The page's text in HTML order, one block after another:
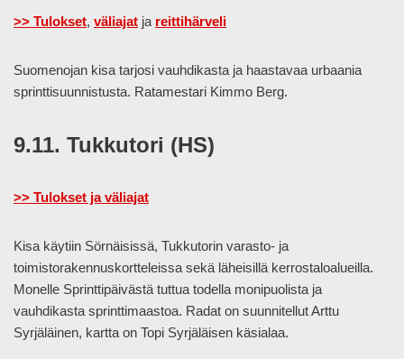
>> Tulokset, väliajat ja reittihärveli
Suomenojan kisa tarjosi vauhdikasta ja haastavaa urbaania
sprinttisuunnistusta. Ratamestari Kimmo Berg.
9.11. Tukkutori (HS)
>> Tulokset ja väliajat
Kisa käytiin Sörnäisissä, Tukkutorin varasto- ja
toimistorakennuskortteleissa sekä läheisillä kerrostaloalueilla.
Monelle Sprinttipäivästä tuttua todella monipuolista ja
vauhdikasta sprinttimaastoa. Radat on suunnitellut Arttu
Syrjäläinen, kartta on Topi Syrjäläisen käsialaa.